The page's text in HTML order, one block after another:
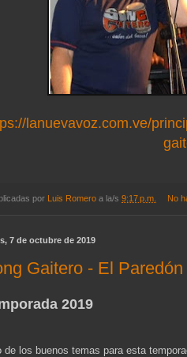
lanuevavoz.com.ve/
por Luis Romero a la/s 9:17 p.m. No
7 de octubre de 2019
Gaitero - El Paredón
2019
de los buenos temas para esta